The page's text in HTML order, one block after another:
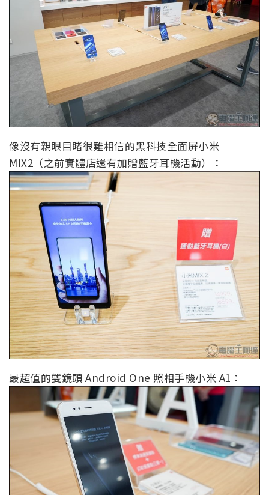
像沒有親眼目睹很難相信的黑科技全面屏小米
MIX2（之前實體店還有加贈藍牙耳機活動）：
最超值的雙鏡頭 Android One 照相手機小米 A1：